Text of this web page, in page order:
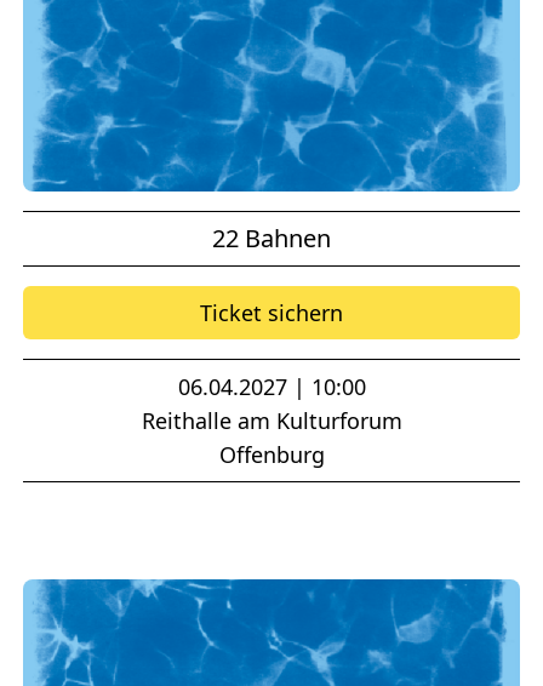
22 Bahnen
Ticket sichern
06.04.2027 | 10:00
Reithalle am Kulturforum
Offenburg